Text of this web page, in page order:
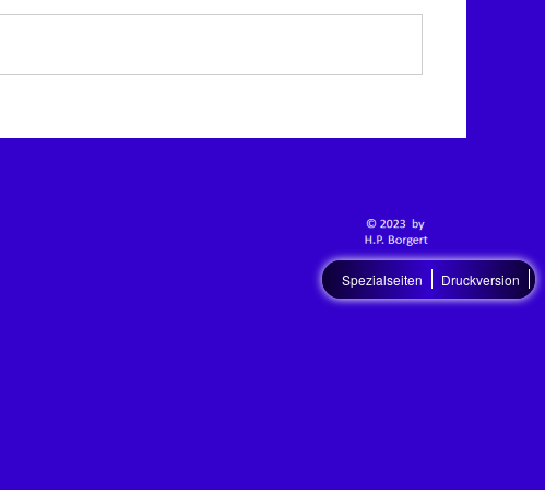
Spezialseiten Druckversion